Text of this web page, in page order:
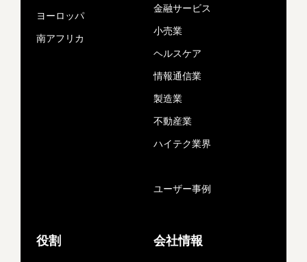
ヨーロッパ
南アフリカ
金融サービス
小売業
ヘルスケア
情報通信業
製造業
不動産業
ハイテク業界
ユーザー事例
役割 会社情報